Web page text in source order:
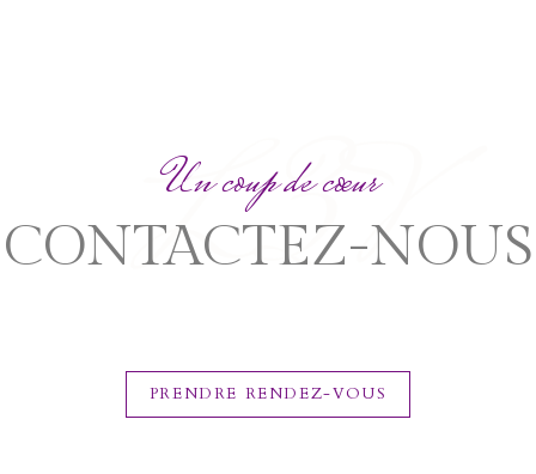
L3V
Un coup de cœur
CONTACTEZ-NOUS
PRENDRE RENDEZ-VOUS